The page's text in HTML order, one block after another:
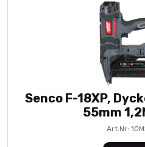
Senco F-18XP,
55mm
Art.Nr: